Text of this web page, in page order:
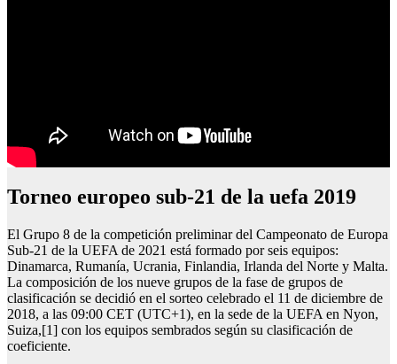
torneo europeo sub-21 de la uefa 2019
El Grupo 8 de la competición preliminar del Campeonato de Europa
Sub-21 de la UEFA de 2021 está formado por seis equipos:
Dinamarca, Rumanía, Ucrania, Finlandia, Irlanda del Norte y Malta.
La composición de los nueve grupos de la fase de grupos de
clasificación se decidió en el sorteo celebrado el 11 de diciembre de
2018, a las 09:00 CET (UTC+1), en la sede de la UEFA en Nyon,
Suiza,[1] con los equipos sembrados según su clasificación de
coeficiente.